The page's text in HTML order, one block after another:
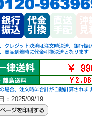
：2025/09/19